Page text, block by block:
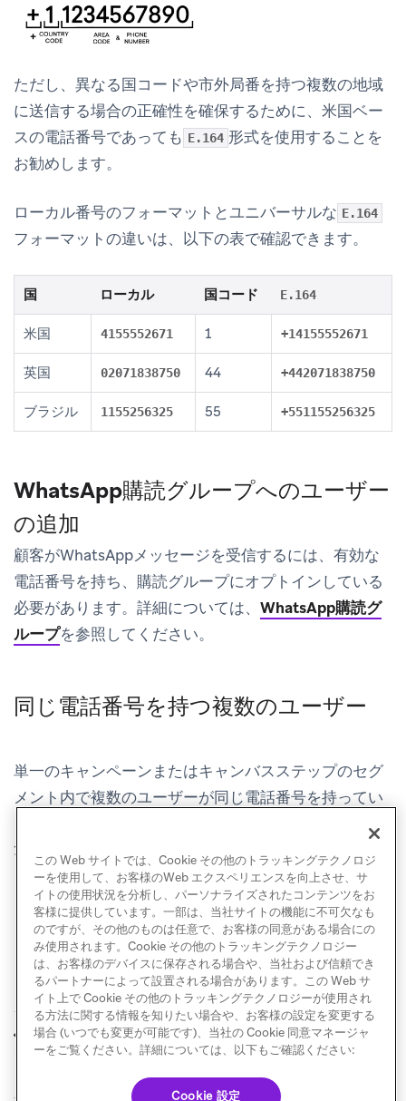
ただし、異なる国コードや市外局番を持つ複数の地域
に送信する場合の正確性を確保するために、米国ベー
スの電話番号であっても E.164 形式を使用することを
お勧めします。
ローカル番号のフォーマットとユニバーサルな E.164
フォーマットの違いは、以下の表で確認できます。
国 ローカル 国コード E.164
米国 4155552671 1 +14155552671
英国 02071838750 44 +442071838750
ブラジル 1155256325 55 +551155256325
WhatsApp購読グループへのユーザー
の追加
顧客がWhatsAppメッセージを受信するには、有効な
電話番号を持ち、購読グループにオプトインしている
必要があります。詳細については、 WhatsApp購読グ
ループを参照してください。
同じ電話番号を持つ複数のユーザー
単一のキャンペーンまたはキャンバスステップのセグ
メント内で複数のユーザーが同じ電話番号を持ってい
る場合、Brazeは送信の重複を排除し、その電話番号に
1通のメッセージのみを送信します。
前へ BYO WhatsAppコネ
クター
次へ
サブスクリプション
グループ
この Web サイトでは、Cookie その他のトラッキングテクノロジ
ーを使用して、お客様のWeb エクスペリエンスを向上させ、サ
イトの使用状況を分析し、パーソナライズされたコンテンツをお
客様に提供しています。一部は、当社サイトの機能に不可欠なも
のですが、その他のものは任意で、お客様の同意がある場合にの
み使用されます。Cookie その他のトラッキングテクノロジー
は、お客様のデバイスに保存される場合や、当社および信頼でき
るパートナーによって設置される場合があります。この Web サ
イト上で Cookie その他のトラッキングテクノロジーが使用され
る方法に関する情報を知りたい場合や、お客様の設定を変更する
場合 (いつでも変更が可能です)、当社の Cookie 同意マネージャ
ーをご覧ください。詳細については、以下もご確認ください:
Cookie 設定